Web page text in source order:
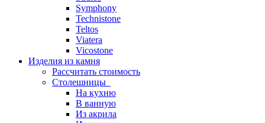
Symphony
Technistone
Teltos
Viatera
Vicostone
Изделия из камня
Рассчитать стоимость
Столешницы
На кухню
В ванную
Из акрила